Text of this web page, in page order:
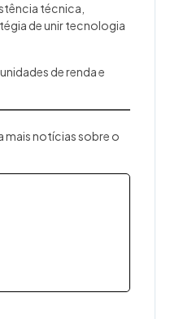
técnica,
de unir tecnologia
de renda e
mais notícias sobre o